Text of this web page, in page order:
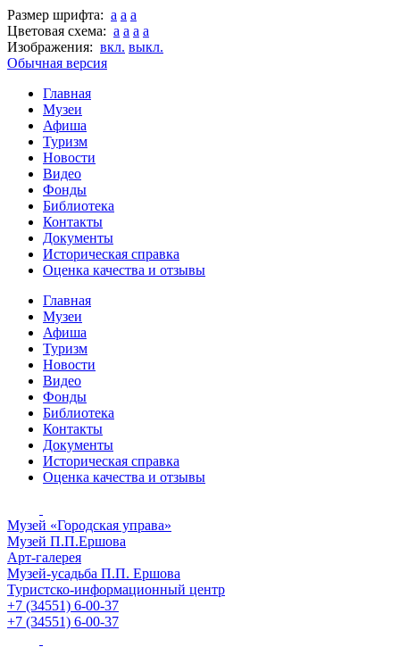
Размер шрифта: a a a
Цветовая схема: a a a a
Изображения: вкл. выкл.
Обычная версия
Главная
Музеи
Афиша
Туризм
Новости
Видео
Фонды
Библиотека
Контакты
Документы
Историческая справка
Оценка качества и отзывы
Главная
Музеи
Афиша
Туризм
Новости
Видео
Фонды
Библиотека
Контакты
Документы
Историческая справка
Оценка качества и отзывы
Музей «Городская управа»
Музей П.П.Ершова
Арт-галерея
Музей-усадьба П.П. Ершова
Туристско-информационный центр
+7 (34551) 6-00-37
+7 (34551) 6-00-37